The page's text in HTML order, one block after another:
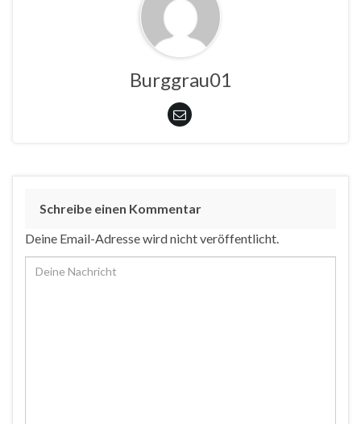
Burggrau01
Schreibe einen Kommentar
Deine Email-Adresse wird nicht veröffentlicht.